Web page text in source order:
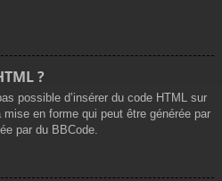
?
possible d’insérer du code HTML sur
en forme qui peut être générée par
par du BBCode.